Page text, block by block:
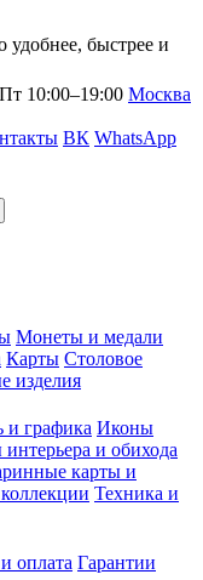
быстрее и
10:00–19:00 Москва
ВК WhatsApp
Монеты и медали
Карты Столовое
изделия
графика Иконы
и обихода
карты и
Техника и
оплата Гарантии